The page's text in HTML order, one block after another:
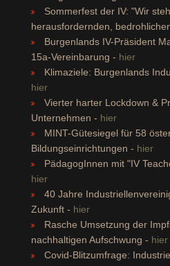
Sommerfest der IV: "Wir
herausfordernden,
Burgenlands IV-Präsident
15a-Vereinbarung - hier
Klimaziele: Burgenlands
hier
Vierter harter Lockdown &
Unternehmen - hier
MINT-Gütesiegel für 58
Bildungseinrichtungen - hier
PädagogInnen mit "IV
hier
40 Jahre
Zukunft - hier
Rasche Umsetzung der
nachhaltigen Aufschwung - hier
Covid-Blitzumfrage: